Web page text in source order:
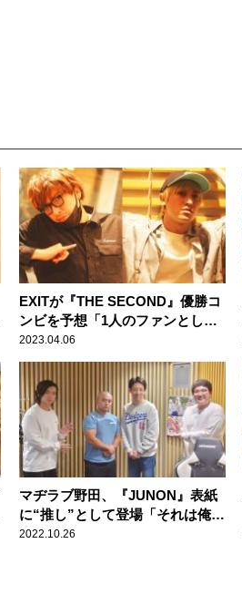
EXITが『THE SECOND』優勝コ
ンビを予想「1人のファンとし
て……」
2023.04.06
マヂラブ野田、『JUNON』表紙
に“推し”として登場「それは俺が
ゲームをやっている姿なんじゃな
2022.10.26